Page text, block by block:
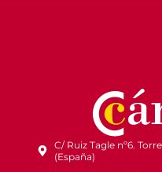
C/ Ruiz Tagle nº6.
(España)